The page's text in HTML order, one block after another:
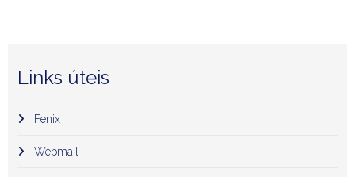
Links úteis
Fenix
Webmail